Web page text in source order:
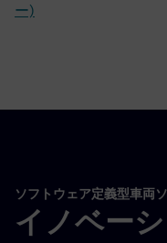
ー)
ソフトウェア定義型車両
イノベー